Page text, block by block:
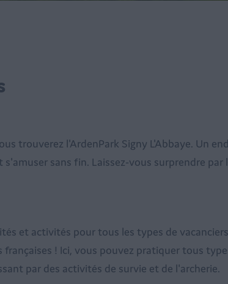
trouverez l'ArdenPark Signy L'Abbaye. Un
sans fin. Laissez-vous surprendre
et activités pour tous les types de
! Ici, vous pouvez pratiquer tous
par des activités de survie et de l'archerie.